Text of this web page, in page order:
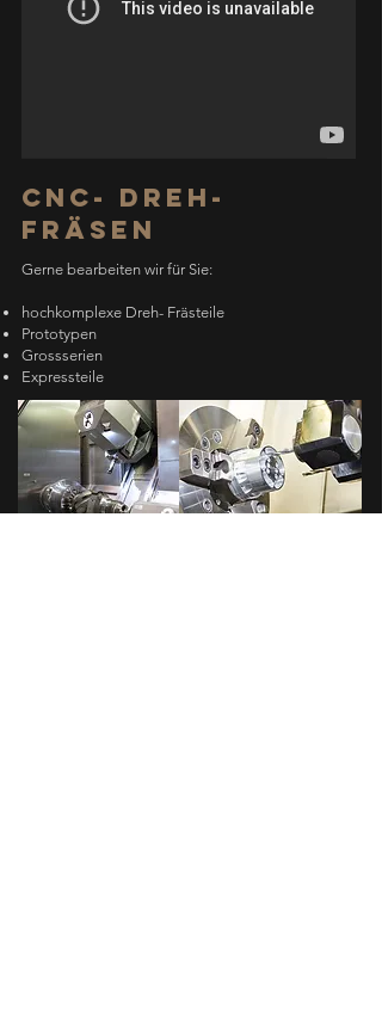
CNC- Dreh-
Fräsen
Gerne bearbeiten wir für Sie:
hochkomplexe Dreh- Frästeile
Prototypen
Grossserien
Expressteile